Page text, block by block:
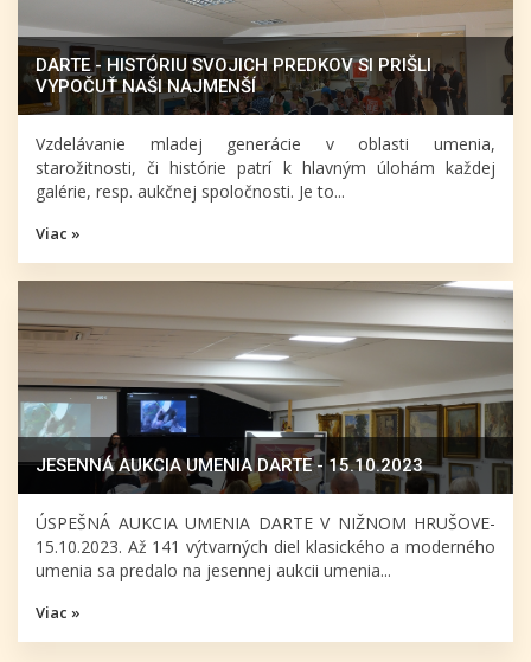
DARTE - HISTÓRIU SVOJICH PREDKOV SI PRIŠLI
VYPOČUŤ NAŠI NAJMENŠÍ
Vzdelávanie mladej generácie v oblasti umenia,
starožitnosti, či histórie patrí k hlavným úlohám každej
galérie, resp. aukčnej spoločnosti. Je to...
Viac »
JESENNÁ AUKCIA UMENIA DARTE - 15.10.2023
ÚSPEŠNÁ AUKCIA UMENIA DARTE V NIŽNOM HRUŠOVE-
15.10.2023. Až 141 výtvarných diel klasického a moderného
umenia sa predalo na jesennej aukcii umenia...
Viac »